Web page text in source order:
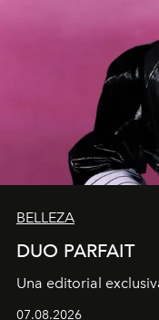
BELLEZA
DUO PARFAIT
Una editorial
07.08.2026